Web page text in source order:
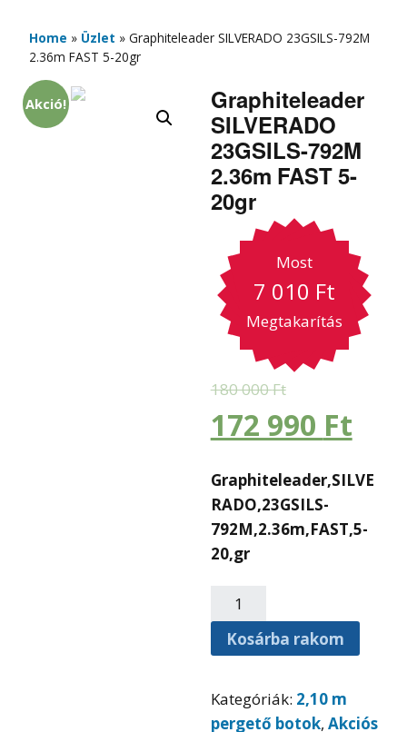
Home » Üzlet » Graphiteleader SILVERADO 23GSILS-792M
2.36m FAST 5-20gr
Akció!
Graphiteleader
SILVERADO
23GSILS-792M
2.36m FAST 5-
20gr
Most
7 010 Ft
Megtakarítás
180 000Ft
172 990 Ft
Graphiteleader,SILVE
RADO,23GSILS-
792M,2.36m,FAST,5-
20,gr
Kosárba rakom
Kategóriák: 2,10 m
pergető botok, Akciós